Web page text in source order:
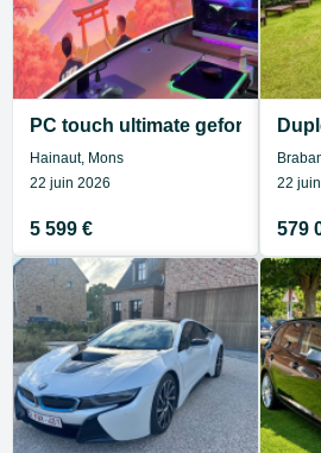
PC touch ultimate geforce rtx
Hainaut, Mons
22 juin 2026
5 599 €
22
579